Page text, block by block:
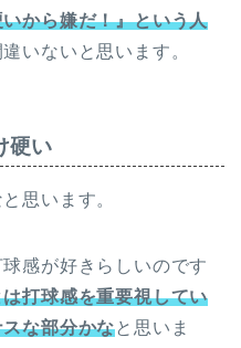
から嫌だ！』という人
いないと思います。
硬い
思います。
感が好きらしいのです
打球感を重要視してい
な部分かなと思いま